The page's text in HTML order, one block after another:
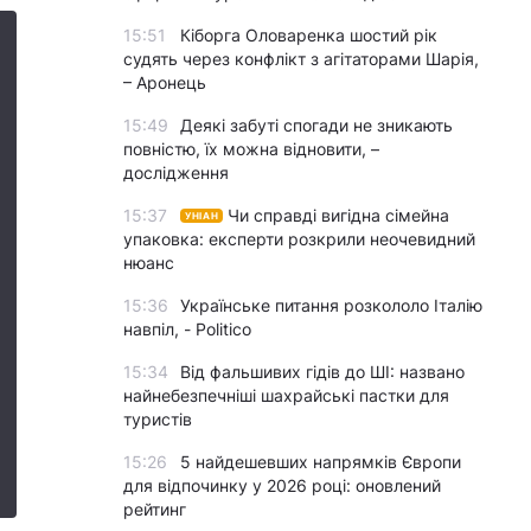
15:51
Кіборга Оловаренка шостий рік
судять через конфлікт з агітаторами Шарія,
– Аронець
15:49
Деякі забуті спогади не зникають
повністю, їх можна відновити, –
дослідження
15:37 УНІАН
Чи справді вигідна сімейна
упаковка: експерти розкрили неочевидний
нюанс
15:36
Українське питання розкололо Італію
навпіл, - Politico
15:34
Від фальшивих гідів до ШІ: названо
найнебезпечніші шахрайські пастки для
туристів
15:26
5 найдешевших напрямків Європи
для відпочинку у 2026 році: оновлений
рейтинг